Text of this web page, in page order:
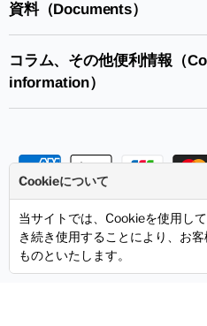
く
い
く
い
資料（Documents）
コラム、その他便利情報（
information）
お問い合わせ ご利用ガイド
個人情報の取り扱いについて
Copyright © 2026
Cookieについて
当サイトでは、Cookieを使用し
き続き使用することにより、お
ものといたします。